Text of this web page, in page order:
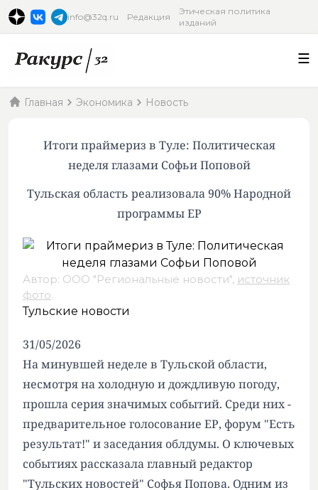
info@32q.ru Редакция
Этическая политика
изданий
Главная Экономика Новость
Итоги праймериз в Туле: Политическая
неделя глазами Софьи Поповой
Тульская область реализовала 90% Народной
программы ЕР
Автор: ООО "Региональные новости", источник
фото.
Тульские новости
31/05/2026
На минувшей неделе в Тульской области,
несмотря на холодную и дождливую погоду,
прошла серия значимых событий. Среди них -
предварительное голосование ЕР, форум "Есть
результат!" и заседания облдумы. О ключевых
событиях рассказала главный редактор
"Тульских новостей" Софья Попова. Одним из